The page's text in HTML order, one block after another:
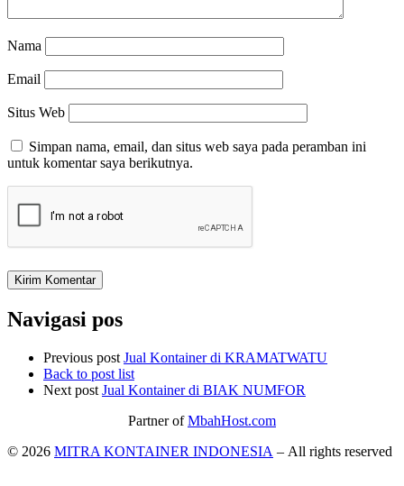
Nama
Email
Situs Web
Simpan nama, email, dan situs web saya pada peramban ini
untuk komentar saya berikutnya.
Navigasi pos
Previous post Jual Kontainer di KRAMATWATU
Back to post list
Next post Jual Kontainer di BIAK NUMFOR
Partner ofMbahHost.com
© 2026 MITRA KONTAINER INDONESIA – All rights reserved